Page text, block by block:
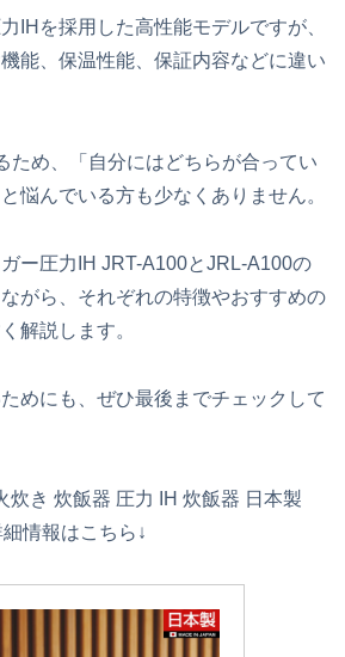
IHを採用した高性能モデルですが、
能、保温性能、保証内容などに違い
ため、「自分にはどちらが合ってい
悩んでいる方も少なくありません。
ー圧力IH JRT-A100とJRL-A100の
がら、それぞれの特徴やおすすめの
解説します。
めにも、ぜひ最後までチェックして
炊き 炊飯器 圧力 IH 炊飯器 日本製
情報はこちら↓